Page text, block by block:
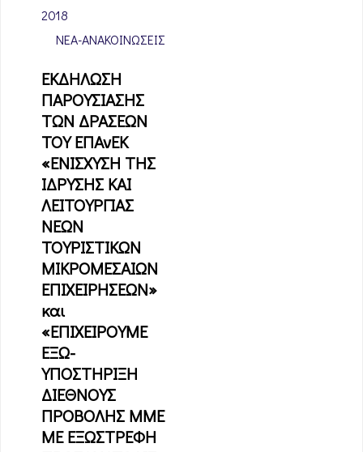
2018
ΝΈΑ-ΑΝΑΚΟΙΝΏΣΕΙΣ
ΕΚΔΗΛΩΣΗ
ΠΑΡΟΥΣΙΑΣΗΣ
ΤΩΝ ΔΡΑΣΕΩΝ
ΤΟΥ ΕΠΑνΕΚ
«ΕΝΙΣΧΥΣΗ ΤΗΣ
ΙΔΡΥΣΗΣ ΚΑΙ
ΛΕΙΤΟΥΡΓΙΑΣ
ΝΕΩΝ
ΤΟΥΡΙΣΤΙΚΩΝ
ΜΙΚΡΟΜΕΣΑΙΩΝ
ΕΠΙΧΕΙΡΗΣΕΩΝ»
και
«ΕΠΙΧΕΙΡΟΥΜΕ
ΕΞΩ-
ΥΠΟΣΤΗΡΙΞΗ
ΔΙΕΘΝΟΥΣ
ΠΡΟΒΟΛΗΣ ΜΜΕ
ΜΕ ΕΞΩΣΤΡΕΦΗ